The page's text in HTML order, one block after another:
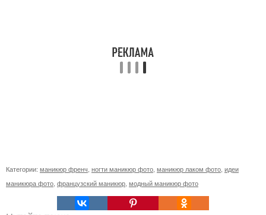
Категории: маникюр френч, ногти маникюр фото, маникюр лаком фото, идеи
маникюра фото, французский маникюр, модный маникюр фото